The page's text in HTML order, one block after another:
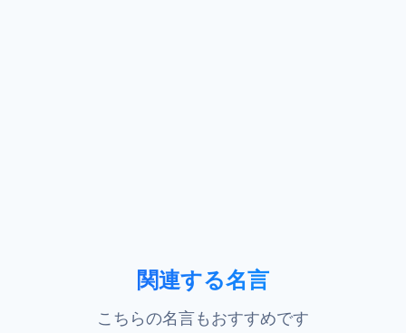
関連する名言
こちらの名言もおすすめです